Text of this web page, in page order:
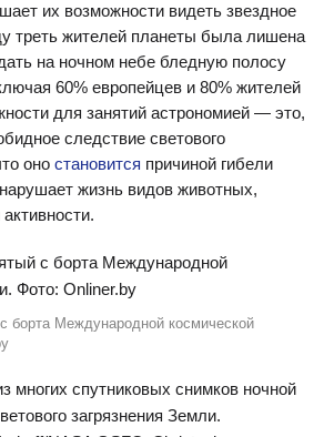
их возможности видеть звездное
треть жителей планеты была лишена
на ночном небе бледную полосу
60% европейцев и 80% жителей
для занятий астрономией — это,
следствие светового
оно становится причиной гибели
жизнь видов животных,
борта Международной космической